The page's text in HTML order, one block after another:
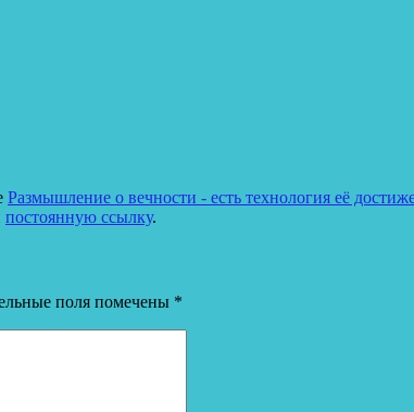
Размышление о вечности - есть технология её
постоянную ссылку.
поля помечены *